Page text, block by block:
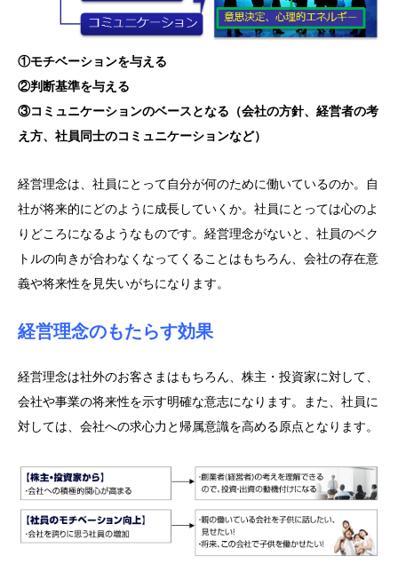
①モチベーションを与える
②判断基準を与える
③コミュニケーションのベースとなる（会社の方針、経営者の考
え方、社員同士のコミュニケーションなど）
経営理念は、社員にとって自分が何のために働いているのか。自
社が将来的にどのように成長していくか。社員にとっては心のよ
りどころになるようなものです。経営理念がないと、社員のベク
トルの向きが合わなくなってくることはもちろん、会社の存在意
義や将来性を見失いがちになります。
経営理念のもたらす効果
経営理念は社外のお客さまはもちろん、株主・投資家に対して、
会社や事業の将来性を示す明確な意志になります。また、社員に
対しては、会社への求心力と帰属意識を高める原点となります。